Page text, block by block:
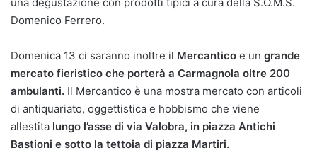
Domenico Ferrero.
Domenica 13 ci saranno inoltre il Mercantico e un grande
mercato fieristico che porterà a Carmagnola oltre 200
ambulanti. Il Mercantico è una mostra mercato con articoli
di antiquariato, oggettistica e hobbismo che viene
allestita lungo l’asse di via Valobra, in piazza Antichi
Bastioni e sotto la tettoia di piazza Martiri.